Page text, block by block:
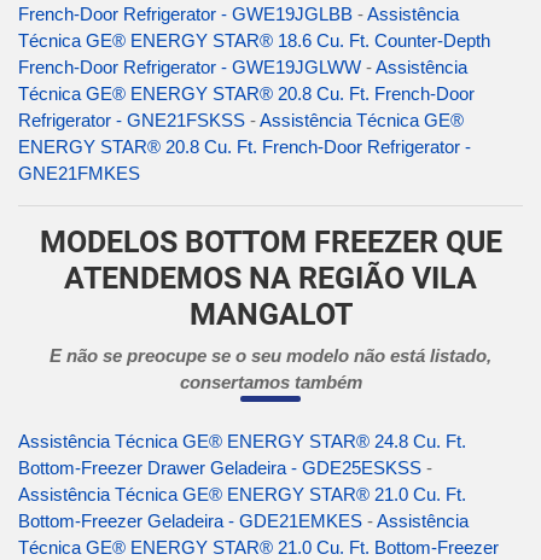
French-Door Refrigerator - GWE19JGLBB -Assistência
Técnica GE® ENERGY STAR® 18.6 Cu. Ft. Counter-Depth
French-Door Refrigerator - GWE19JGLWW -Assistência
Técnica GE® ENERGY STAR® 20.8 Cu. Ft. French-Door
Refrigerator - GNE21FSKSS -Assistência Técnica GE®
ENERGY STAR® 20.8 Cu. Ft. French-Door Refrigerator -
GNE21FMKES
MODELOS BOTTOM FREEZER QUE
ATENDEMOS NA REGIÃO VILA
MANGALOT
E não se preocupe se o seu modelo não está listado,
consertamos também
Assistência Técnica GE® ENERGY STAR® 24.8 Cu. Ft.
Bottom-Freezer Drawer Geladeira - GDE25ESKSS -
Assistência Técnica GE® ENERGY STAR® 21.0 Cu. Ft.
Bottom-Freezer Geladeira - GDE21EMKES -Assistência
Técnica GE® ENERGY STAR® 21.0 Cu. Ft. Bottom-Freezer